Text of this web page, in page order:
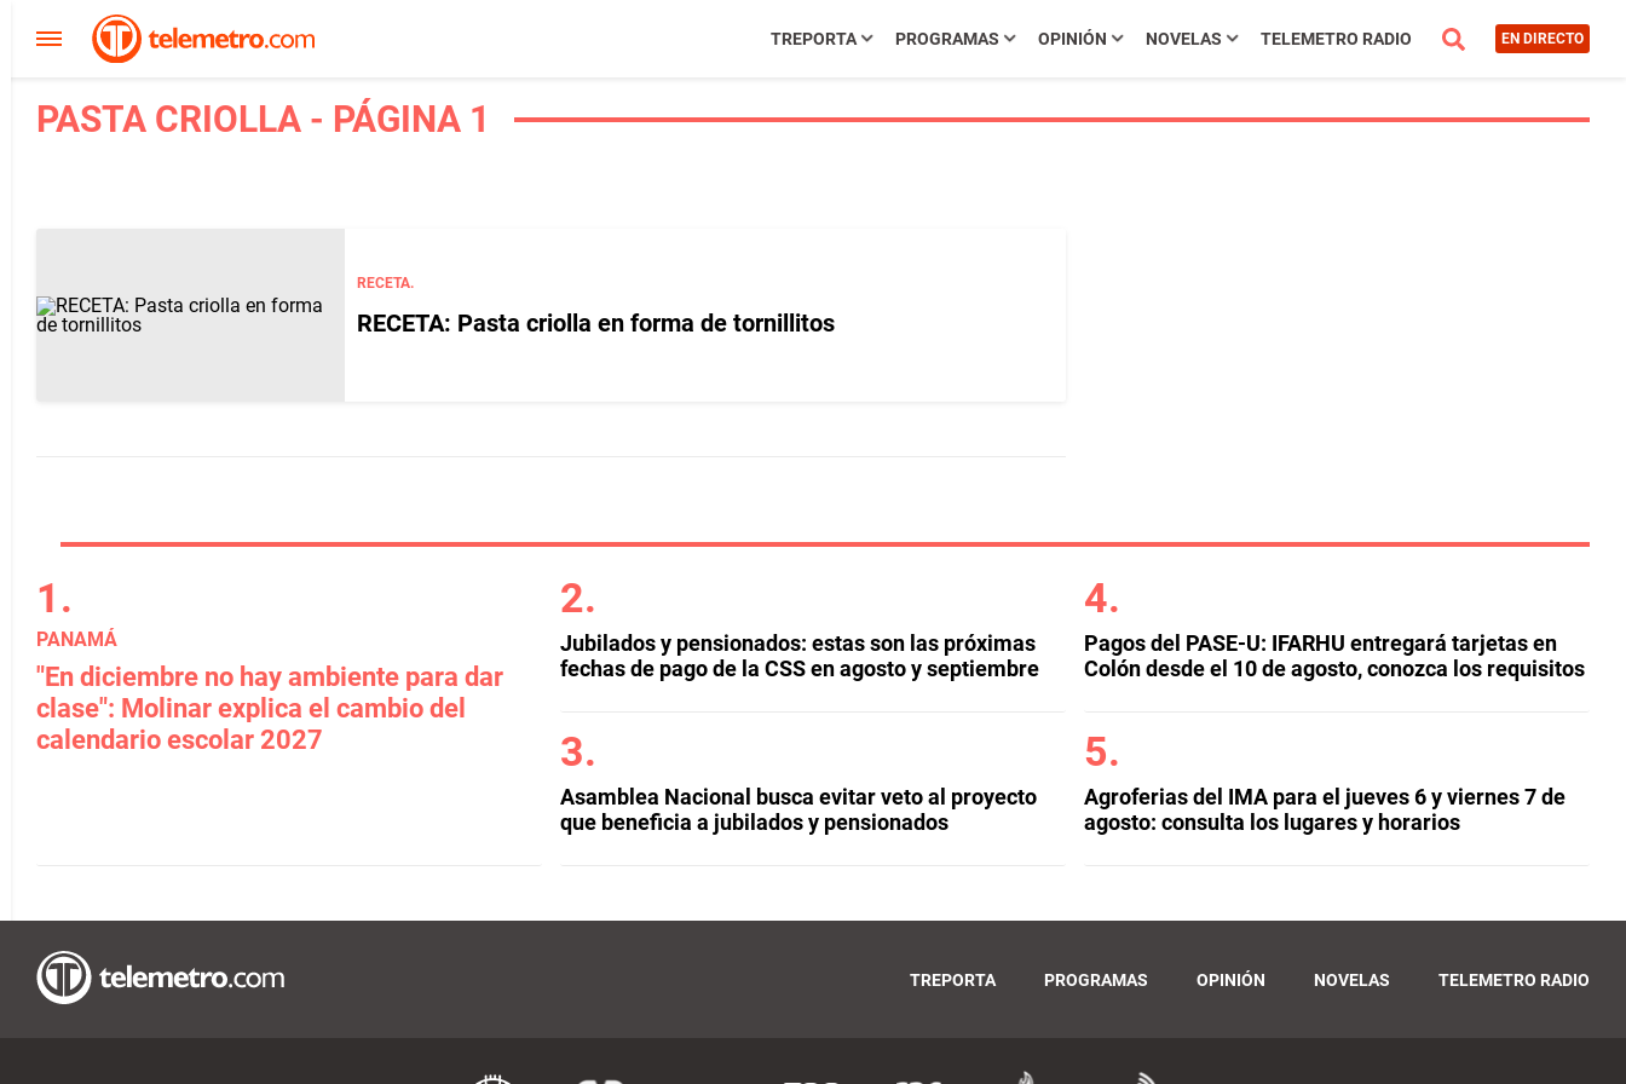
TREPORTA PROGRAMAS OPINIÓN NOVELAS TELEMETRO RADIO EN DIRECTO
PASTA CRIOLLA - PÁGINA 1
RECETA.
RECETA: Pasta criolla en forma de tornillitos
PANAMÁ
"En diciembre no hay ambiente para dar
clase": Molinar explica el cambio del
calendario escolar 2027
Jubilados y pensionados: estas son las próximas
fechas de pago de la CSS en agosto y septiembre
Asamblea Nacional busca evitar veto al proyecto
que beneficia a jubilados y pensionados
Pagos del PASE-U: IFARHU entregará tarjetas en
Colón desde el 10 de agosto, conozca los requisitos
Agroferias del IMA para el jueves 6 y viernes 7 de
agosto: consulta los lugares y horarios
TREPORTA PROGRAMAS OPINIÓN NOVELAS TELEMETRO RADIO